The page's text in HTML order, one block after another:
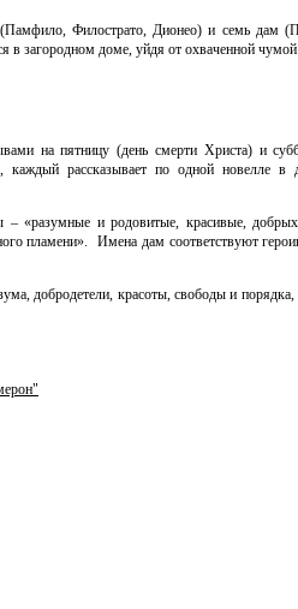
Филострато, Дионео) и семь дам
загородном доме, уйдя от охваченной
на пятницу (день смерти Христа) и
каждый рассказывает по одной новелле
«разумные и родовитые, красивые,
пламени».
Имена дам соответствуют
добродетели, красоты, свободы и порядка,